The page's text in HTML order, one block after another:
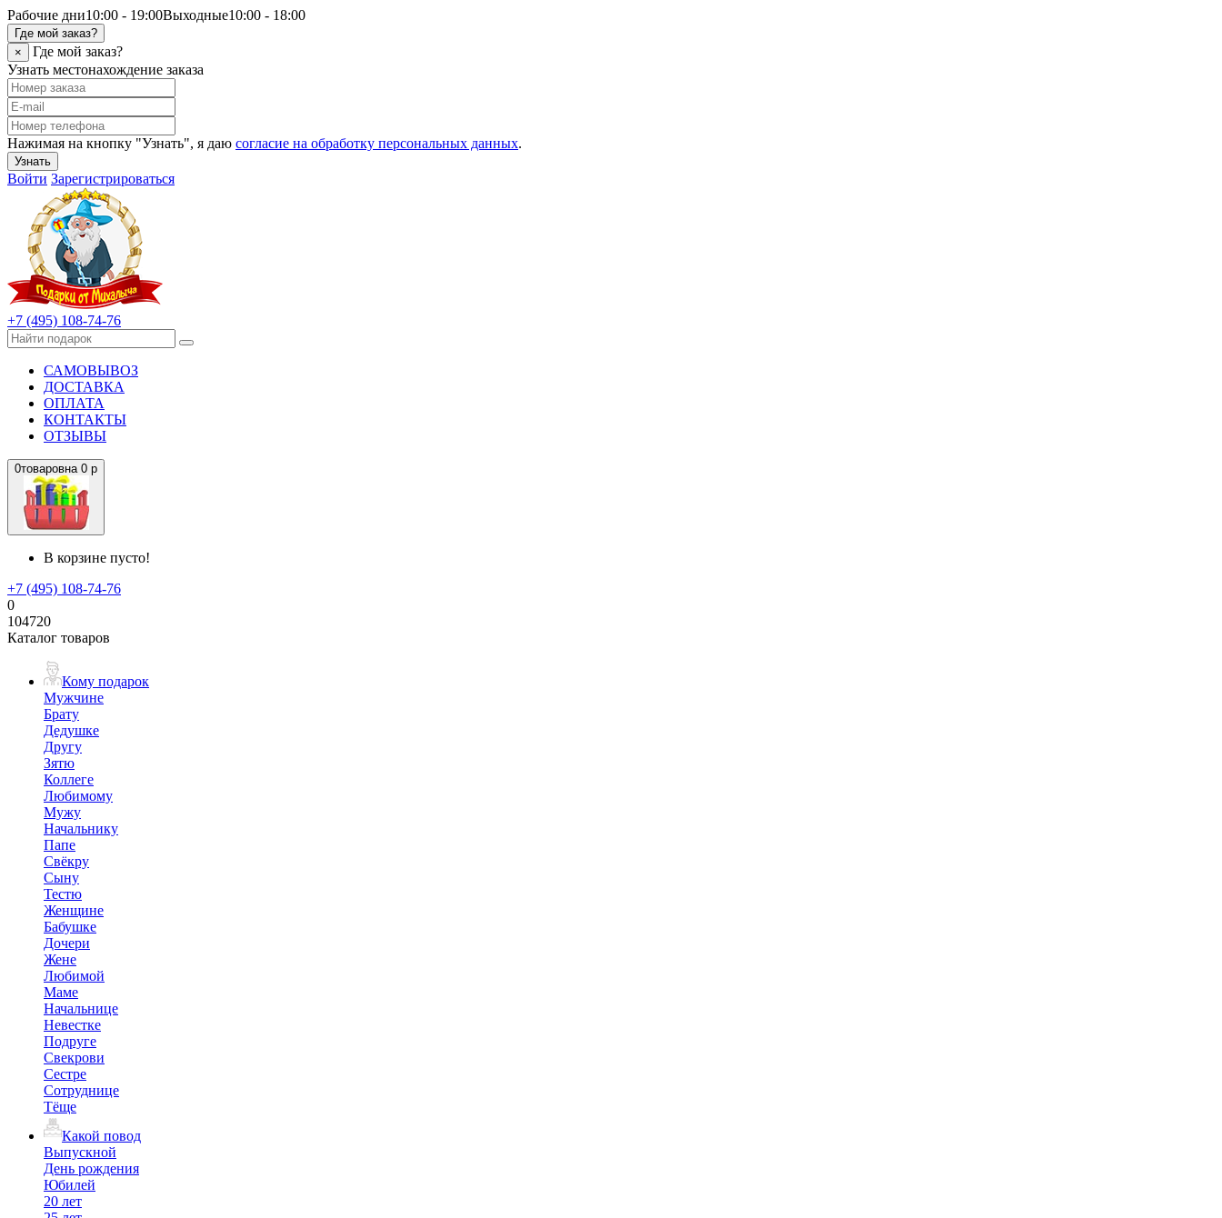
Рабочие дни10:00 - 19:00Выходные10:00 - 18:00
Где мой заказ?
×
Где мой заказ?
Узнать местонахождение заказа
Нажимая на кнопку "Узнать", я даю согласие на обработку персональных данных.
Узнать
Войти Зарегистрироваться
+7 (495) 108-74-76
САМОВЫВОЗ
ДОСТАВКА
ОПЛАТА
КОНТАКТЫ
ОТЗЫВЫ
0товаровна 0 р
В корзине пусто!
+7 (495) 108-74-76
0
104720
Каталог товаров
Кому подарок
Мужчине
Брату
Дедушке
Другу
Зятю
Коллеге
Любимому
Мужу
Начальнику
Папе
Свёкру
Сыну
Тестю
Женщине
Бабушке
Дочери
Жене
Любимой
Маме
Начальнице
Невестке
Подруге
Свекрови
Сестре
Сотруднице
Тёще
Какой повод
Выпускной
День рождения
Юбилей
20 лет